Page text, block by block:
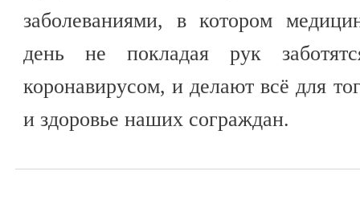
заболеваниями, в котором
день не покладая рук
коронавирусом, и делают всё для
и здоровье наших сограждан.